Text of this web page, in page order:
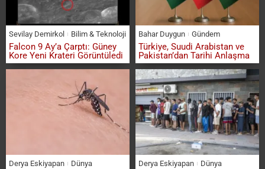
Sevilay Demirkol Bilim & Teknoloji
Falcon 9 Ay’a Çarptı: Güney
Kore Yeni Krateri Görüntüledi
Bahar Duygun Gündem
Türkiye, Suudi Arabistan ve
Pakistan’dan Tarihi Anlaşma
Derya Eskiyapan Dünya Derya Eskiyapan Dünya